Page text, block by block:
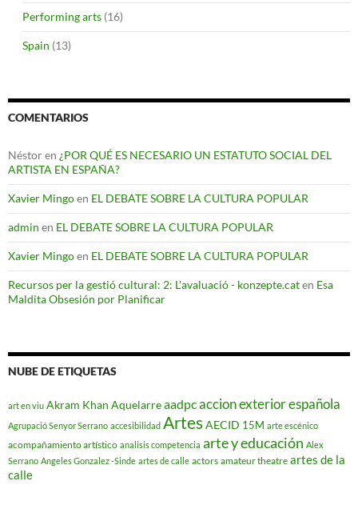
Performing arts (16)
Spain (13)
COMENTARIOS
Néstoren ¿POR QUÉ ES NECESARIO UN ESTATUTO SOCIAL DEL
ARTISTA EN ESPAÑA?
Xavier Mingoen EL DEBATE SOBRE LA CULTURA POPULAR
admin en EL DEBATE SOBRE LA CULTURA POPULAR
Xavier Mingoen EL DEBATE SOBRE LA CULTURA POPULAR
Recursos per la gestió cultural: 2: L'avaluació - konzepte.caten Esa
Maldita Obsesión por Planificar
NUBE DE ETIQUETAS
art en viu Akram Khan Aquelarreaadpcaccion exterior española
Agrupació Senyor Serrano accesibilidad ArtesAECID 15M arte escénico
acompañamiento artístico analisis competencia arte y educación Alex
Serrano Angeles Gonzalez -Sinde artes de calle actors amateur theatre artes de la
calle